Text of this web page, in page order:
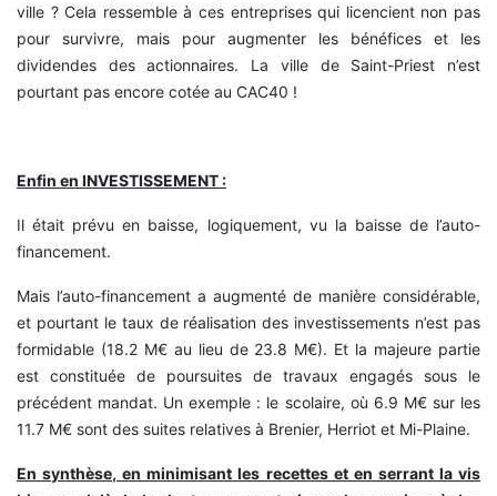
ville ? Cela ressemble à ces entreprises qui licencient non pas
pour survivre, mais pour augmenter les bénéfices et les
dividendes des actionnaires. La ville de Saint-Priest n’est
pourtant pas encore cotée au CAC40 !
Enfin en INVESTISSEMENT :
Il était prévu en baisse, logiquement, vu la baisse de l’auto-
financement.
Mais l’auto-financement a augmenté de manière considérable,
et pourtant le taux de réalisation des investissements n’est pas
formidable (18.2 M€ au lieu de 23.8 M€). Et la majeure partie
est constituée de poursuites de travaux engagés sous le
précédent mandat. Un exemple : le scolaire, où 6.9 M€ sur les
11.7 M€ sont des suites relatives à Brenier, Herriot et Mi-Plaine.
En synthèse, en minimisant les recettes et en serrant la vis